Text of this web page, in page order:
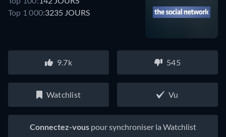
Top 1 000:3235 JOURS
9.7k 545
Watchlist Vu
Connectez-vous pour synchroniser la Watchlist